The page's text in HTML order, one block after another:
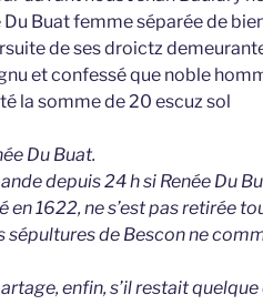
Buat femme séparée de
de ses droictz
et confessé que noble
la somme de 20 escuz sol
Du Buat.
depuis 24 h si Renée Du
1622, ne s’est pas retirée
sépultures de Bescon ne
enfin, s’il restait